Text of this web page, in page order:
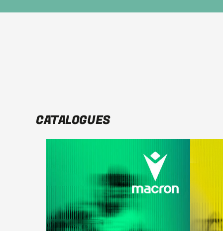
CATALOGUES